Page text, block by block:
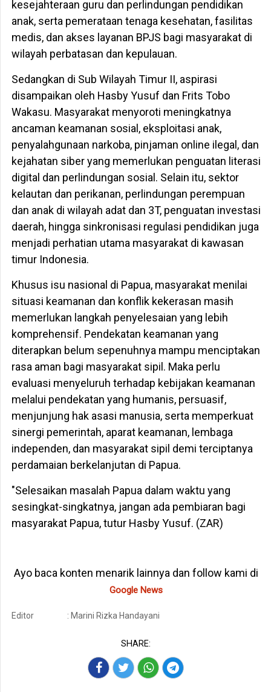
kesejahteraan guru dan perlindungan pendidikan
anak, serta pemerataan tenaga kesehatan, fasilitas
medis, dan akses layanan BPJS bagi masyarakat di
wilayah perbatasan dan kepulauan.
Sedangkan di Sub Wilayah Timur II, aspirasi
disampaikan oleh Hasby Yusuf dan Frits Tobo
Wakasu. Masyarakat menyoroti meningkatnya
ancaman keamanan sosial, eksploitasi anak,
penyalahgunaan narkoba, pinjaman online ilegal, dan
kejahatan siber yang memerlukan penguatan literasi
digital dan perlindungan sosial. Selain itu, sektor
kelautan dan perikanan, perlindungan perempuan
dan anak di wilayah adat dan 3T, penguatan investasi
daerah, hingga sinkronisasi regulasi pendidikan juga
menjadi perhatian utama masyarakat di kawasan
timur Indonesia.
Khusus isu nasional di Papua, masyarakat menilai
situasi keamanan dan konflik kekerasan masih
memerlukan langkah penyelesaian yang lebih
komprehensif. Pendekatan keamanan yang
diterapkan belum sepenuhnya mampu menciptakan
rasa aman bagi masyarakat sipil. Maka perlu
evaluasi menyeluruh terhadap kebijakan keamanan
melalui pendekatan yang humanis, persuasif,
menjunjung hak asasi manusia, serta memperkuat
sinergi pemerintah, aparat keamanan, lembaga
independen, dan masyarakat sipil demi terciptanya
perdamaian berkelanjutan di Papua.
"Selesaikan masalah Papua dalam waktu yang
sesingkat-singkatnya, jangan ada pembiaran bagi
masyarakat Papua, tutur Hasby Yusuf. (ZAR)
Ayo baca konten menarik lainnya dan follow kami di
Google News
Editor : Marini Rizka Handayani
SHARE: